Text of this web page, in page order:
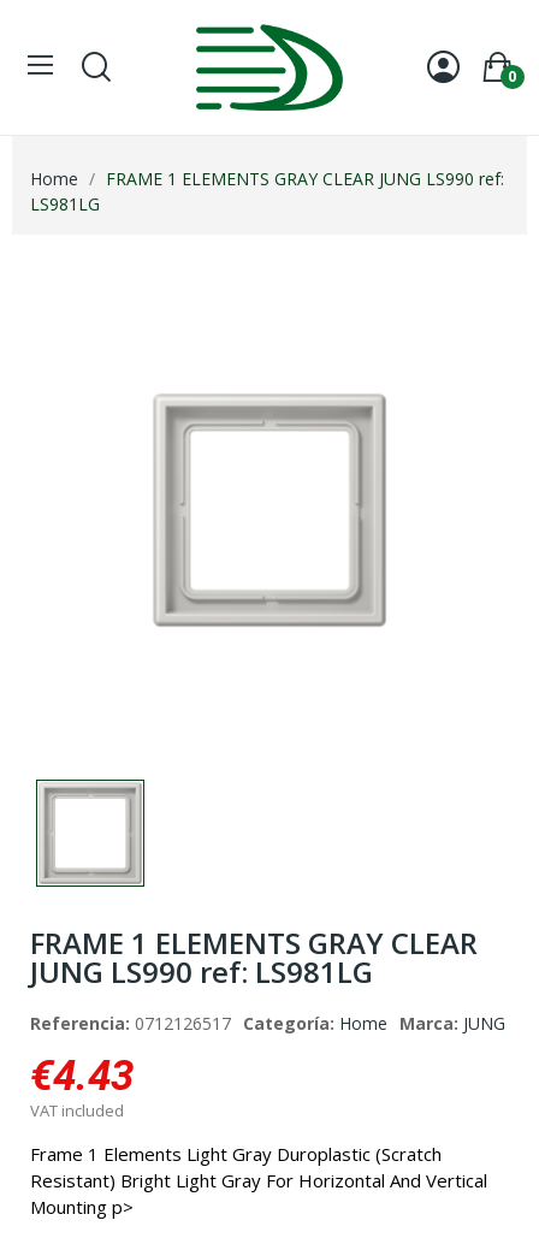
0
Home
FRAME 1 ELEMENTS GRAY CLEAR JUNG LS990 ref:
LS981LG
FRAME 1 ELEMENTS GRAY CLEAR
JUNG LS990 ref: LS981LG
Referencia: 0712126517 Categoría: Home Marca: JUNG
€4.43
VAT included
Frame 1 Elements Light Gray Duroplastic (Scratch
Resistant) Bright Light Gray For Horizontal And Vertical
Mounting p>